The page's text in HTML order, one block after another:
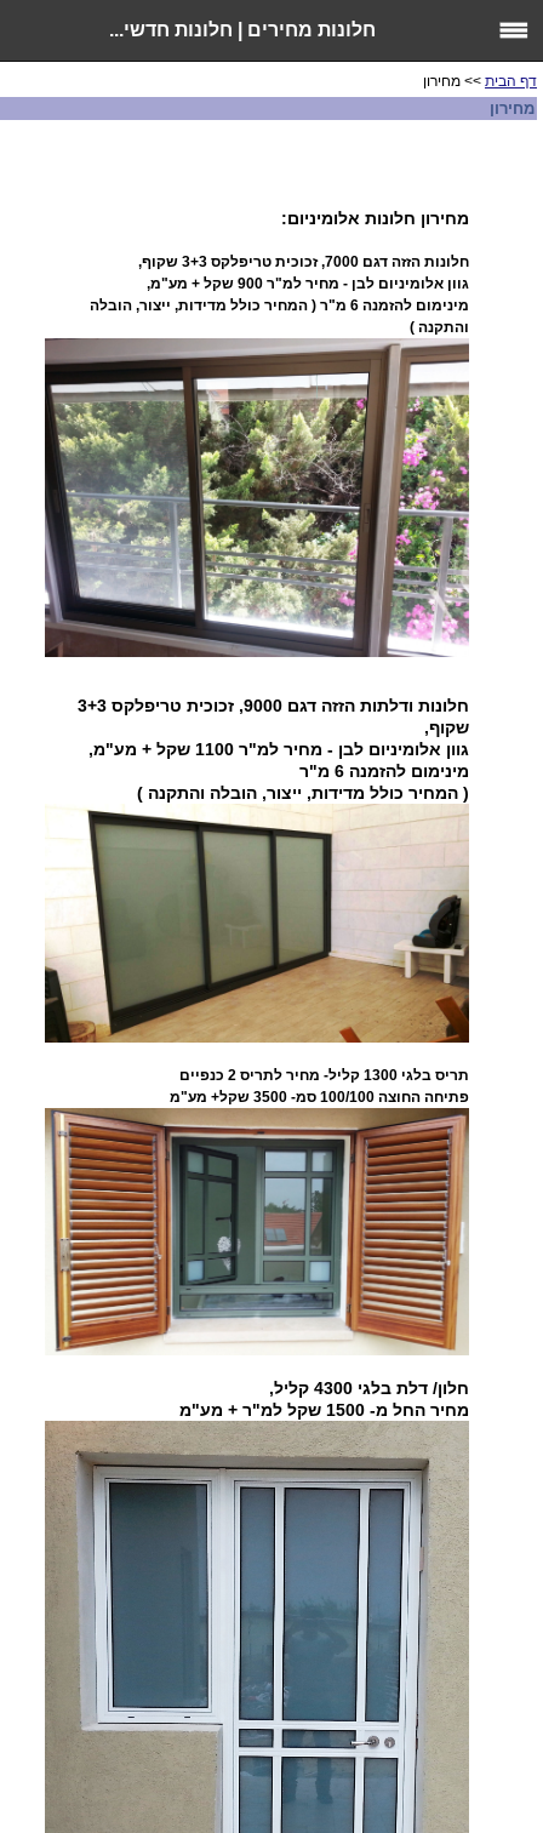
חלונות מחירים | חלונות חדשי...
דף הבית >> מחירון
מחירון
מחירון חלונות אלומיניום:
חלונות הזזה דגם 7000, זכוכית טריפלקס 3+3 שקוף,
גוון אלומיניום לבן - מחיר למ"ר 900
שקל + מע"מ,
מינימום להזמנה 6 מ"ר ( המחיר כולל מדידות, ייצור, הובלה
והתקנה )
חלונות ודלתות הזזה דגם 9000, זכוכית טריפלקס 3+3
שקוף,
גוון אלומיניום לבן - מחיר למ"ר 1100 שקל + מע"מ,
מינימום להזמנה 6 מ"ר
( המחיר כולל מדידות, ייצור, הובלה והתקנה )
תריס בלגי 1300 קליל- מחיר לתריס 2 כנפיים
פתיחה החוצה 100/100 סמ- 3500 שקל+ מע"מ
חלון/ דלת בלגי 4300 קליל,
מחיר החל מ- 1500 שקל למ"ר + מע"מ